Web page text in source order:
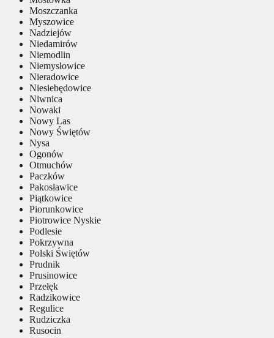
Moszczanka
Myszowice
Nadziejów
Niedamirów
Niemodlin
Niemysłowice
Nieradowice
Niesiebędowice
Niwnica
Nowaki
Nowy Las
Nowy Świętów
Nysa
Ogonów
Otmuchów
Paczków
Pakosławice
Piątkowice
Piorunkowice
Piotrowice Nyskie
Podlesie
Pokrzywna
Polski Świętów
Prudnik
Prusinowice
Przełęk
Radzikowice
Regulice
Rudziczka
Rusocin